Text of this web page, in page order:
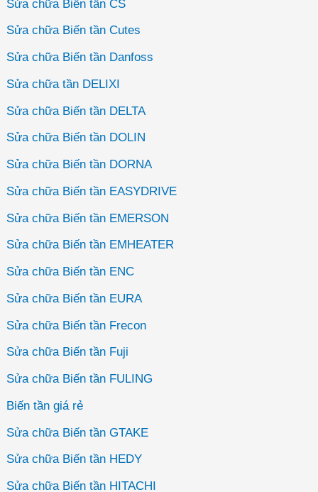
Sửa chữa Biến tần CS
Sửa chữa Biến tần Cutes
Sửa chữa Biến tần Danfoss
Sửa chữa tần DELIXI
Sửa chữa Biến tần DELTA
Sửa chữa Biến tần DOLIN
Sửa chữa Biến tần DORNA
Sửa chữa Biến tần EASYDRIVE
Sửa chữa Biến tần EMERSON
Sửa chữa Biến tần EMHEATER
Sửa chữa Biến tần ENC
Sửa chữa Biến tần EURA
Sửa chữa Biến tần Frecon
Sửa chữa Biến tần Fuji
Sửa chữa Biến tần FULING
Biến tần giá rẻ
Sửa chữa Biến tần GTAKE
Sửa chữa Biến tần HEDY
Sửa chữa Biến tần HITACHI